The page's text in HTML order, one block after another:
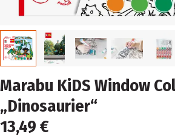
Marabu KiDS Window
„Dinosaurier“
13,49 €